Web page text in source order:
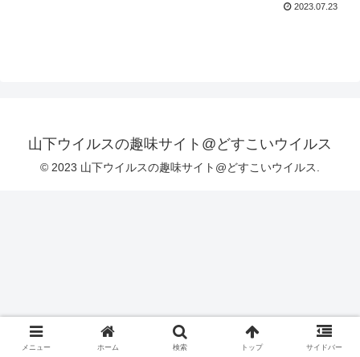
2023.07.23
山下ウイルスの趣味サイト@どすこいウイルス
© 2023 山下ウイルスの趣味サイト@どすこいウイルス.
メニュー ホーム 検索 トップ サイドバー